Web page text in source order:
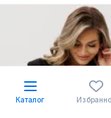
Каталог